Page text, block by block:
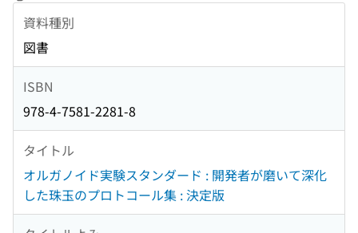
資料種別
図書
ISBN
978-4-7581-2281-8
タイトル
オルガノイド実験スタンダード : 開発者が磨いて深化
した珠玉のプロトコール集 : 決定版